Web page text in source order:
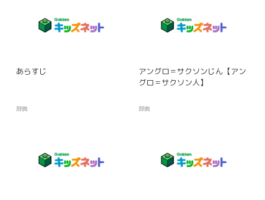
あらすじ
辞典
アングロ＝サクソンじん【アン
グロ＝サクソン人】
辞典